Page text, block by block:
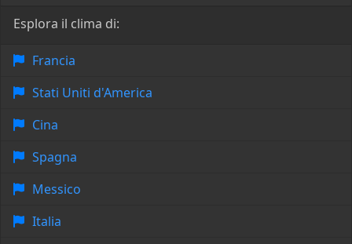
Esplora il clima di:
Francia
Stati Uniti d'America
Cina
Spagna
Messico
Italia